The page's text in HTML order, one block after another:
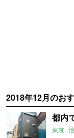
2018年12月のお
都内
東京